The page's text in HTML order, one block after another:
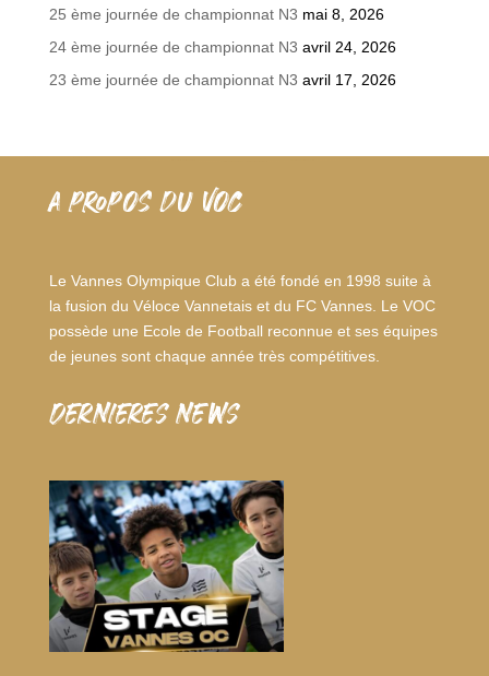
25 ème journée de championnat N3 mai 8, 2026
24 ème journée de championnat N3 avril 24, 2026
23 ème journée de championnat N3 avril 17, 2026
A PROPOS DU VOC
Le Vannes Olympique Club a été fondé en 1998 suite à
la fusion du Véloce Vannetais et du FC Vannes. Le VOC
possède une Ecole de Football reconnue et ses équipes
de jeunes sont chaque année très compétitives.
dernieres news